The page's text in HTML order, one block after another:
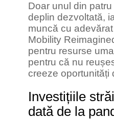
Doar unul din
deplin dezvoltată,
muncă cu
Mobility
pentru resurse
pentru că nu
creeze oportunități
Investițiile
dată de la